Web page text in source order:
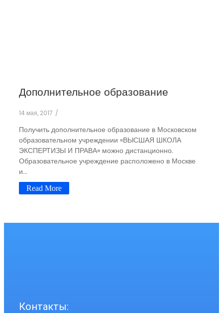
Дополнительное образование
14 мая, 2017 /
Получить дополнительное образование в Московском
образовательном учреждении «ВЫСШАЯ ШКОЛА
ЭКСПЕРТИЗЫ И ПРАВА» можно дистанционно.
Образовательное учреждение расположено в Москве
и...
Read More
Контакты: